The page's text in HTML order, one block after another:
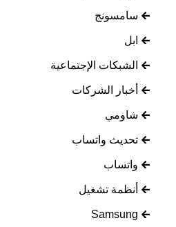
سامسونج
ابل
الشبكات الإجتماعية
أخبار الشركات
شاومي
تحديث واتساب
واتساب
أنظمة تشغيل
Samsung